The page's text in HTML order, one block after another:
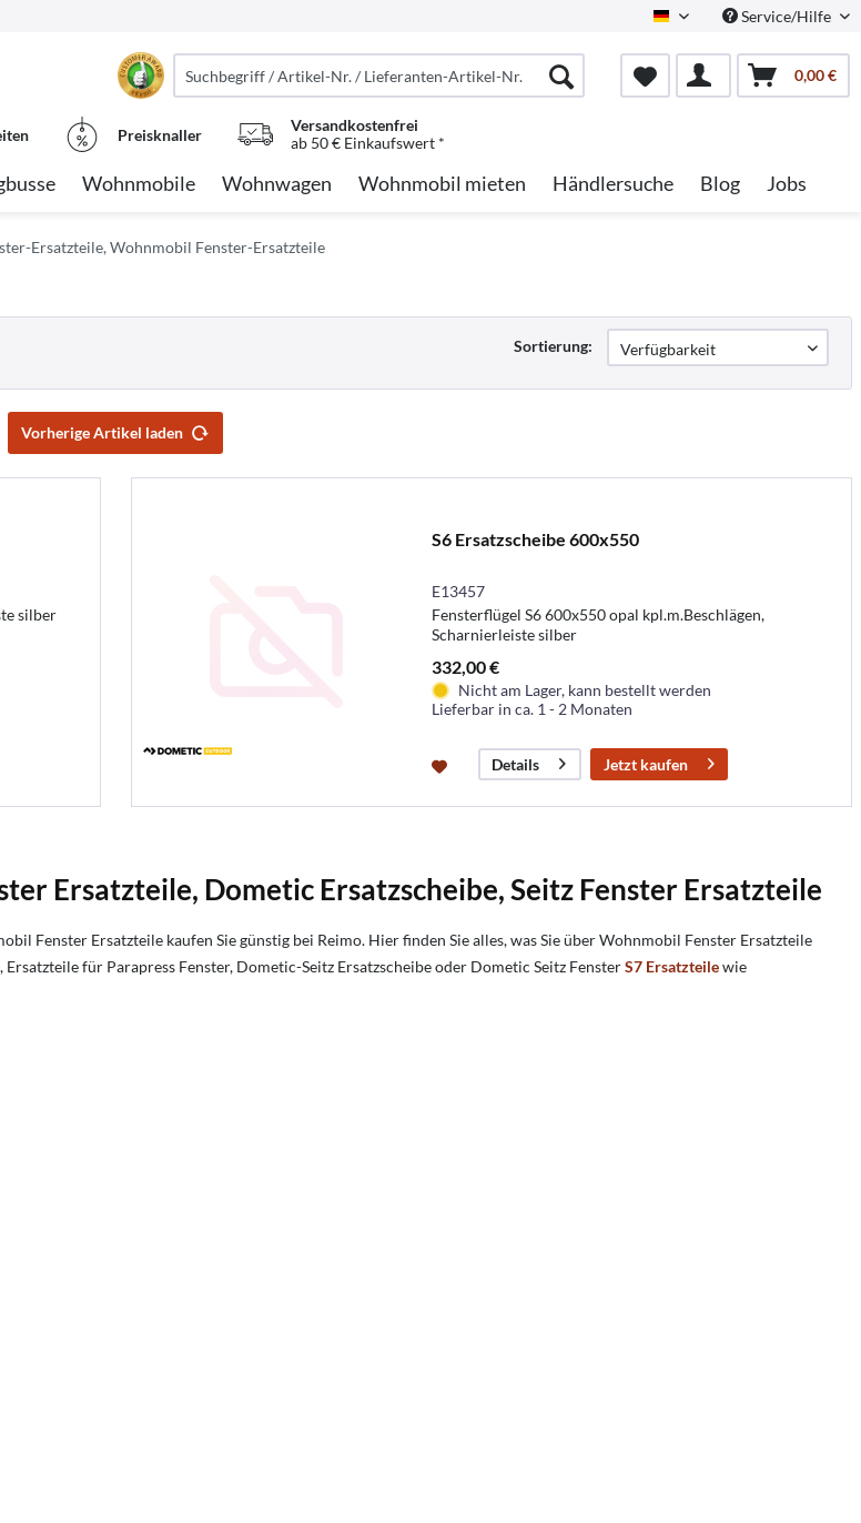
German Service/Hilfe
0,00 €
Preisknaller
Versandkostenfrei
ab 50 € Einkaufswert *
Wohnmobile Wohnwagen Wohnmobil mieten Händlersuche Blog Jobs
Ersatzteile, Wohnmobil Fenster-Ersatzteile
Sortierung:
Vorherige Artikel laden
silber
S6 Ersatzscheibe 600x550
E13457
Fensterflügel S6 600x550 opal kpl.m.Beschlägen,
Scharnierleiste silber
332,00 €
Nicht am Lager, kann bestellt werden
Lieferbar in ca. 1 - 2 Monaten
Details Jetzt kaufen
Ersatzteile, Dometic Ersatzscheibe, Seitz Fenster Ersatzteile
Fenster Ersatzteile kaufen Sie günstig bei Reimo. Hier finden Sie alles, was Sie über Wohnmobil Fenster Ersatzteile
für Parapress Fenster, Dometic-Seitz Ersatzscheibe oder Dometic Seitz FensterS7 Ersatzteilewie